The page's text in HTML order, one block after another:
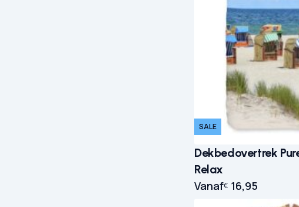
SALE
Dekbedovertrek
Relax
Vanaf€ 16,95